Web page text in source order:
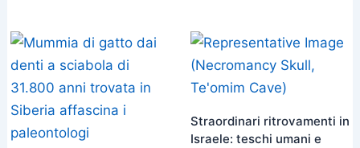
Straordinari ritrovamenti in
Israele: teschi umani e